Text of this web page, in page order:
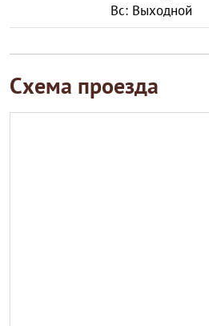
Вс: Выходной
Схема проезда